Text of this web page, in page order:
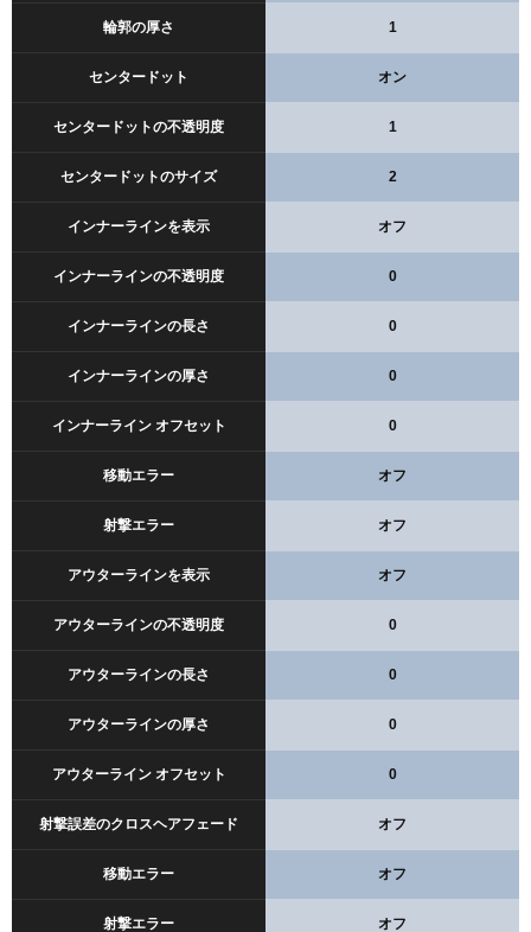
輪郭の厚さ 1
センタードット オン
センタードットの不透明度 1
センタードットのサイズ 2
インナーラインを表示 オフ
インナーラインの不透明度 0
インナーラインの長さ 0
インナーラインの厚さ 0
インナーライン オフセット 0
移動エラー オフ
射撃エラー オフ
アウターラインを表示 オフ
アウターラインの不透明度 0
アウターラインの長さ 0
アウターラインの厚さ 0
アウターライン オフセット 0
射撃誤差のクロスヘアフェード オフ
移動エラー オフ
射撃エラー オフ